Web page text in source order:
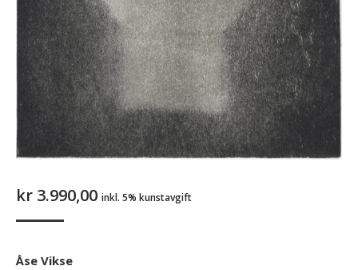
kr 3.990,00 inkl. 5% kunstavgift
Åse Vikse